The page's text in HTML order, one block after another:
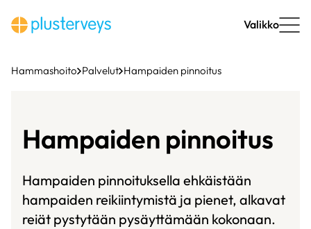
sisältöön
Valikko
Hammashoito Palvelut Hampaiden pinnoitus
Hampaiden pinnoitus
Hampaiden pinnoituksella ehkäistään
hampaiden reikiintymistä ja pienet, alkavat
reiät pystytään pysäyttämään kokonaan.